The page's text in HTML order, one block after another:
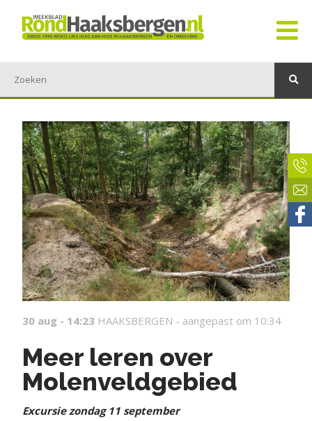
30 aug - 14:23 HAAKSBERGEN - aangepast om 10:34
Meer leren over
Molenveldgebied
Excursie zondag 11 september